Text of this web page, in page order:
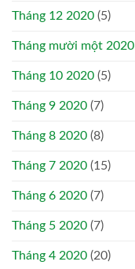
Tháng 12 2020 (5)
Tháng mười một 2020
Tháng 10 2020 (5)
Tháng 9 2020 (7)
Tháng 8 2020 (8)
Tháng 7 2020 (15)
Tháng 6 2020 (7)
Tháng 5 2020 (7)
Tháng 4 2020 (20)